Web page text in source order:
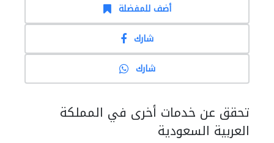
أضف للمفضلة
شارك
شارك
تحقق عن خدمات أخرى في المملكة
العربية السعودية